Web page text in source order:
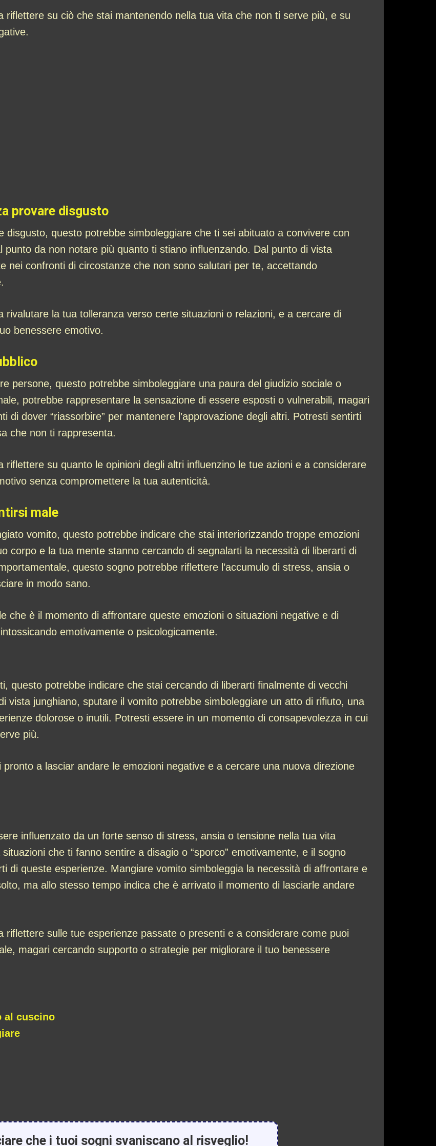
riflettere su ciò che stai mantenendo nella tua vita che non ti serve più, e su
provare disgusto
disgusto, questo potrebbe simboleggiare che ti sei abituato a convivere con
da non notare più quanto ti stiano influenzando. Dal punto di vista
nei confronti di circostanze che non sono salutari per te, accettando
la tua tolleranza verso certe situazioni o relazioni, e a cercare di
benessere emotivo.
persone, questo potrebbe simboleggiare una paura del giudizio sociale o
potrebbe rappresentare la sensazione di essere esposti o vulnerabili, magari
di dover “riassorbire” per mantenere l’approvazione degli altri. Potresti sentirti
che non ti rappresenta.
su quanto le opinioni degli altri influenzino le tue azioni e a considerare
senza compromettere la tua autenticità.
male
vomito, questo potrebbe indicare che stai interiorizzando troppe emozioni
corpo e la tua mente stanno cercando di segnalarti la necessità di liberarti di
questo sogno potrebbe riflettere l’accumulo di stress, ansia o
in modo sano.
che è il momento di affrontare queste emozioni o situazioni negative e di
emotivamente o psicologicamente.
questo potrebbe indicare che stai cercando di liberarti finalmente di vecchi
vista junghiano, sputare il vomito potrebbe simboleggiare un atto di rifiuto, una
dolorose o inutili. Potresti essere in un momento di consapevolezza in cui
più.
a lasciar andare le emozioni negative e a cercare una nuova direzione
influenzato da un forte senso di stress, ansia o tensione nella tua vita
che ti fanno sentire a disagio o “sporco” emotivamente, e il sogno
di queste esperienze. Mangiare vomito simboleggia la necessità di affrontare e
ma allo stesso tempo indica che è arrivato il momento di lasciarle andare
sulle tue esperienze passate o presenti e a considerare come puoi
magari cercando supporto o strategie per migliorare il tuo benessere
al cuscino
che i tuoi sogni svaniscano al risveglio!